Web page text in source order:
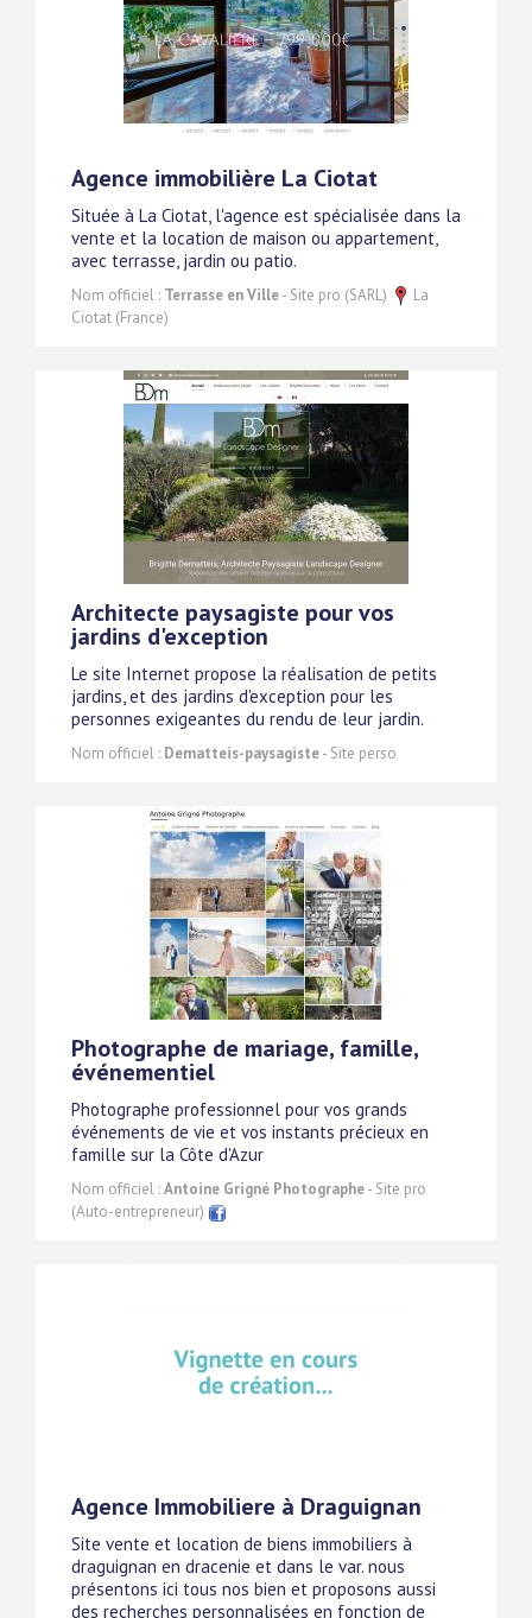
Agence immobilière La Ciotat
Située à La Ciotat, l'agence est spécialisée dans la
vente et la location de maison ou appartement,
avec terrasse, jardin ou patio.
Nom officiel : Terrasse en Ville- Site pro (SARL)
La
Ciotat (France)
Architecte paysagiste pour vos
jardins d'exception
Le site Internet propose la réalisation de petits
jardins, et des jardins d'exception pour les
personnes exigeantes du rendu de leur jardin.
Nom officiel : Dematteis-paysagiste- Site perso
Photographe de mariage, famille,
événementiel
Photographe professionnel pour vos grands
événements de vie et vos instants précieux en
famille sur la Côte d'Azur
Nom officiel :Antoine Grigné Photographe- Site pro
(Auto-entrepreneur)
Agence Immobiliere à Draguignan
Site vente et location de biens immobiliers à
draguignan en dracenie et dans le var. nous
présentons ici tous nos bien et proposons aussi
des recherches personnalisées en fonction de